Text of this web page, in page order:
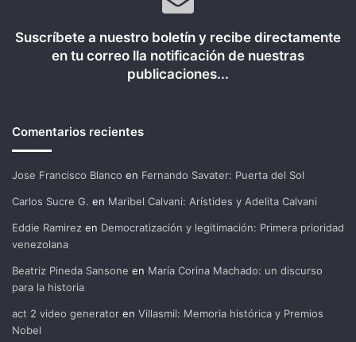
Suscríbete a nuestro boletín y recibe directamente
en tu correo lla notificación de nuestras
publicaciones...
Comentarios recientes
Jose Francisco Blanco en Fernando Savater: Puerta del Sol
Carlos Sucre G. en Maribel Calvani: Arístides y Adelita Calvani
Eddie Ramirez en Democratización y legitimación: Primera prioridad
venezolana
Beatriz Pineda Sansone en María Corina Machado: un discurso
para la historia
act 2 video generator en Villasmil: Memoria histórica y Premios
Nobel